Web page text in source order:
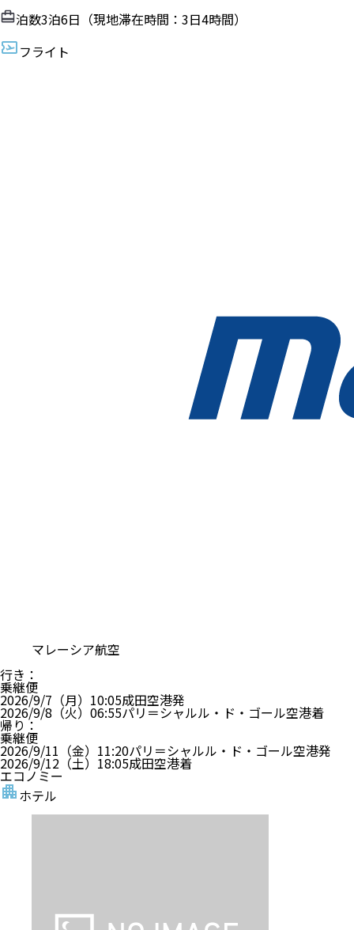
泊数3泊6日（現地滞在時間： 3日4時間）
フライト
マレーシア航空
行き ：
乗継便
2026/9/7（月） 10:05成田空港発
2026/9/8（火） 06:55パリ＝シャルル・ド・ゴール空港着
帰り ：
乗継便
2026/9/11（金） 11:20パリ＝シャルル・ド・ゴール空港発
2026/9/12（土） 18:05成田空港着
エコノミー
ホテル